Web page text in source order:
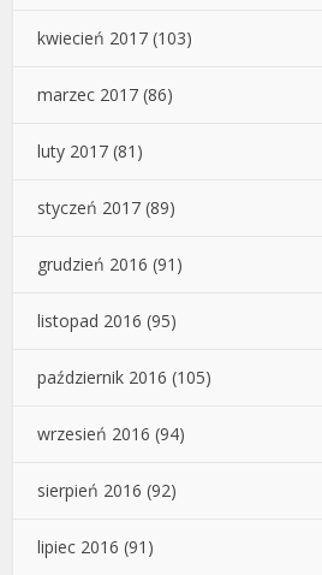
kwiecień 2017 (103)
marzec 2017 (86)
luty 2017 (81)
styczeń 2017 (89)
grudzień 2016 (91)
listopad 2016 (95)
październik 2016 (105)
wrzesień 2016 (94)
sierpień 2016 (92)
lipiec 2016 (91)